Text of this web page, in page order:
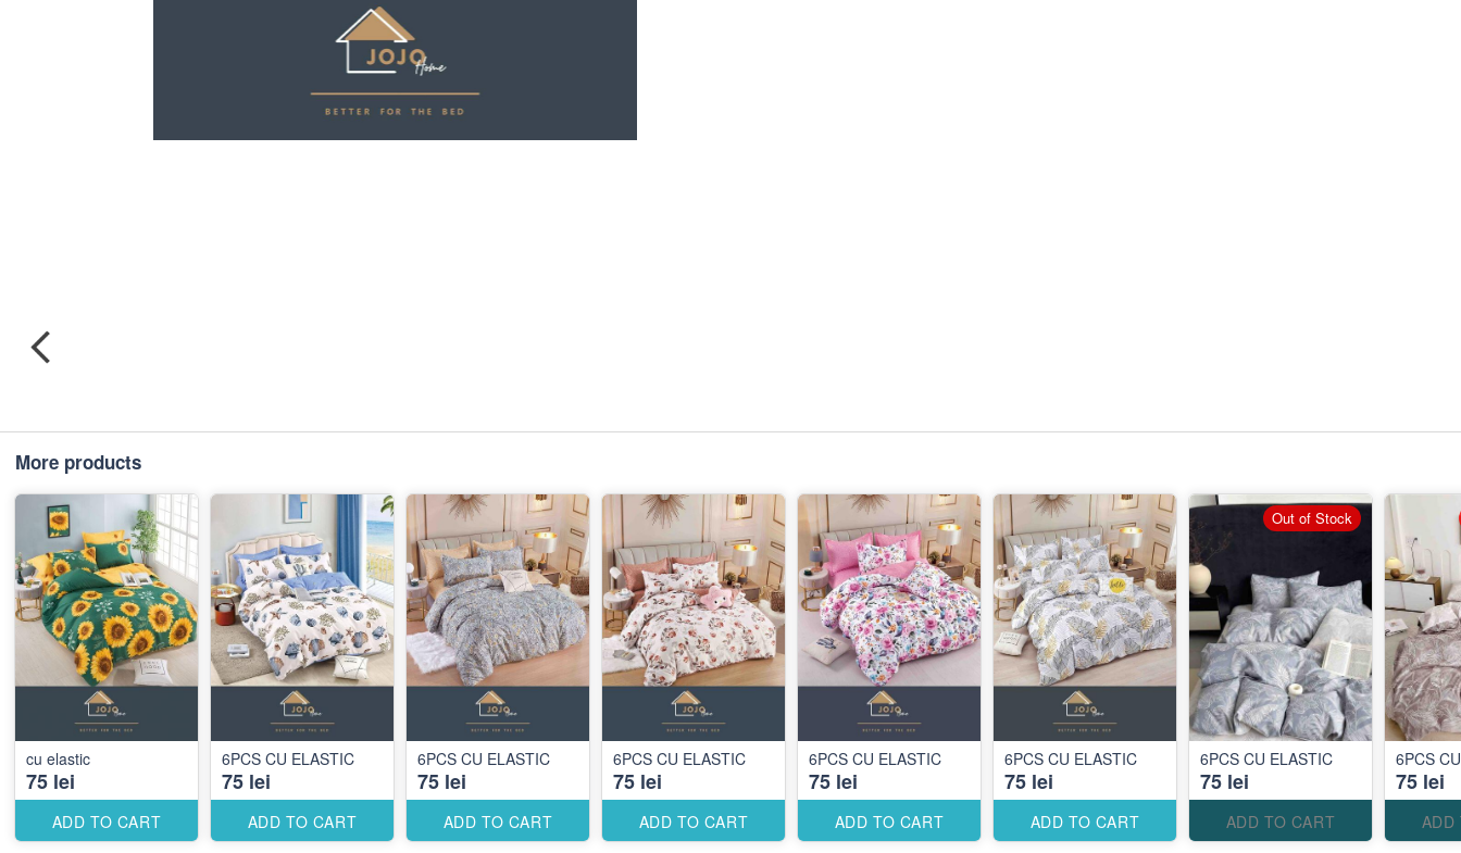
More products
cu elastic
75 lei
ADD TO CART
6PCS CU ELASTIC
75 lei
ADD TO CART
6PCS CU ELASTIC
75 lei
ADD TO CART
6PCS CU ELASTIC
75 lei
ADD TO CART
6PCS CU ELASTIC
75 lei
ADD TO CART
6PCS CU ELASTIC
75 lei
ADD TO CART
6PCS CU ELASTIC
75 lei
ADD TO CART
Out of Stock
6PCS
75 lei
ADD